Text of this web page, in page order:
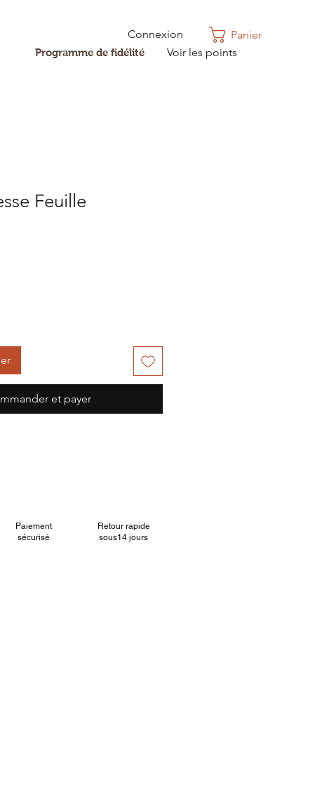
Panier
Connexion
Programme de fidélité Voir les points
Feuille
et payer
Paiement
sécurisé
Retour rapide
sous14 jours